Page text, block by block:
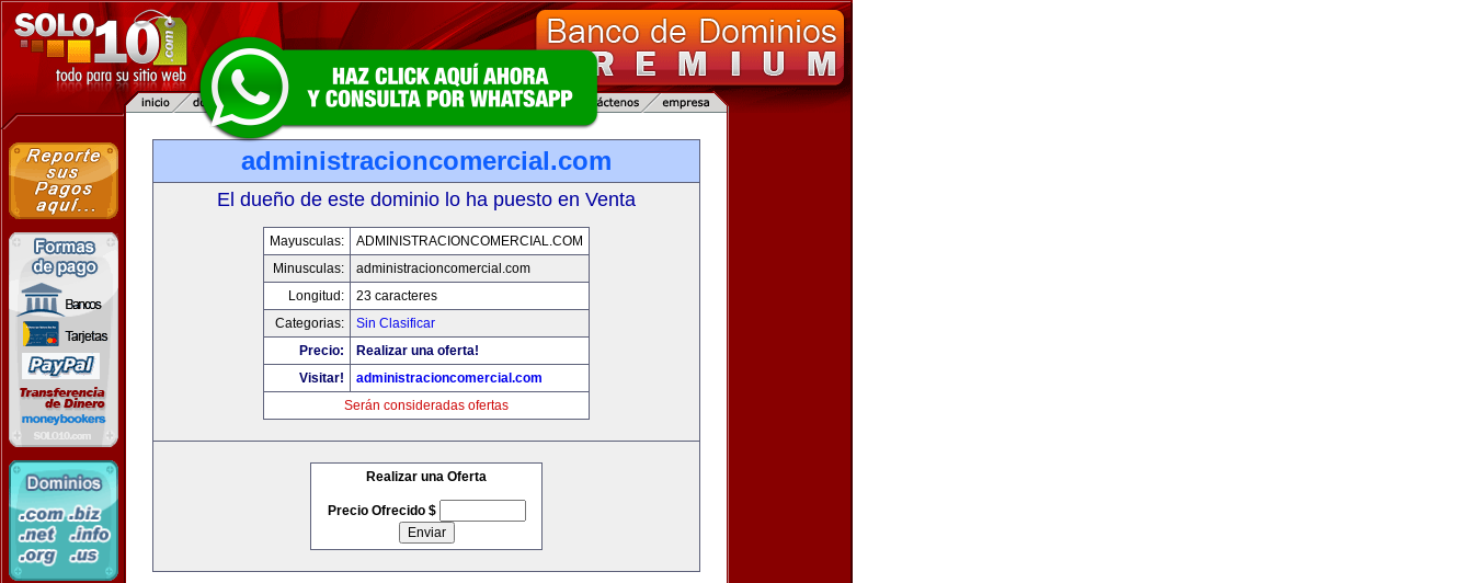
administracioncomercial.com
El dueño de este dominio lo ha puesto en Venta
Mayusculas:
ADMINISTRACIONCOMERCIAL.COM
Minusculas:
administracioncomercial.com
Longitud:
23 caracteres
Categorias:
Sin Clasificar
Precio:
Realizar una oferta!
Visitar!
administracioncomercial.com
Serán consideradas ofertas
Realizar una Oferta
Precio Ofrecido $